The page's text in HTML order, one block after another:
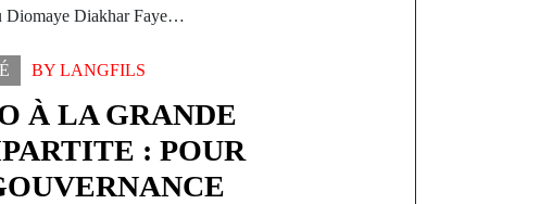
Diomaye Diakhar Faye…
BYLANGFILS
À LA GRANDE
: POUR